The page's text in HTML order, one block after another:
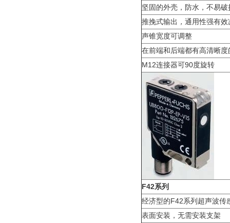
坚固的外壳，防水，不易破
推挽式输出 ， 通用性强有效
声锥宽度可调整
在前端和后端都有高清晰
M12连接器可90度旋转
F42系列
经济型的F42系列超声波传
表面安装，无需安装支架